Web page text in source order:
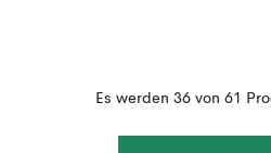
Es werden 36 von 61